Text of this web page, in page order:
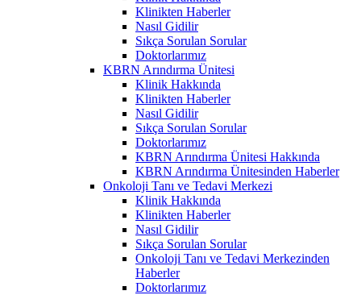
Klinikten Haberler
Nasıl Gidilir
Sıkça Sorulan Sorular
Doktorlarımız
KBRN Arındırma Ünitesi
Klinik Hakkında
Klinikten Haberler
Nasıl Gidilir
Sıkça Sorulan Sorular
Doktorlarımız
KBRN Arındırma Ünitesi Hakkında
KBRN Arındırma Ünitesinden Haberler
Onkoloji Tanı ve Tedavi Merkezi
Klinik Hakkında
Klinikten Haberler
Nasıl Gidilir
Sıkça Sorulan Sorular
Onkoloji Tanı ve Tedavi Merkezinden
Haberler
Doktorlarımız